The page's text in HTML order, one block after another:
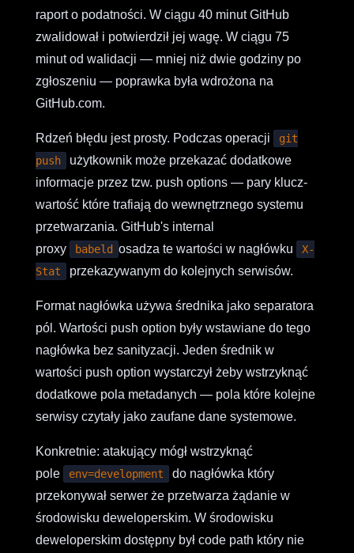
raport o podatności. W ciągu 40 minut GitHub
zwalidował i potwierdził jej wagę. W ciągu 75
minut od walidacji — mniej niż dwie godziny po
zgłoszeniu — poprawka była wdrożona na
GitHub.com.
Rdzeń błędu jest prosty. Podczas operacji
git
push
użytkownik może przekazać dodatkowe
informacje przez tzw. push options — pary klucz-
wartość które trafiają do wewnętrznego systemu
przetwarzania. GitHub's internal
proxy
babeld osadza te wartości w nagłówku
X-
Stat
przekazywanym do kolejnych serwisów.
Format nagłówka używa średnika jako separatora
pól. Wartości push option były wstawiane do tego
nagłówka bez sanityzacji. Jeden średnik w
wartości push option wystarczył żeby wstrzyknąć
dodatkowe pola metadanych — pola które kolejne
serwisy czytały jako zaufane dane systemowe.
Konkretnie: atakujący mógł wstrzyknąć
pole
env=development
do nagłówka który
przekonywał serwer że przetwarza żądanie w
środowisku deweloperskim. W środowisku
deweloperskim dostępny był code path który nie